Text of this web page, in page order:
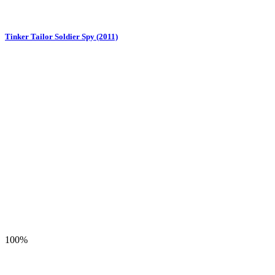
Tinker Tailor Soldier Spy (2011)
100%